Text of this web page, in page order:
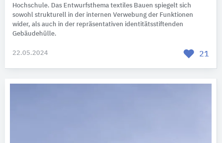
Hochschule. Das Entwurfsthema textiles Bauen spiegelt sich
sowohl strukturell in der internen Verwebung der Funktionen
wider, als auch in der repräsentativen identitätsstiftenden
Gebäudehülle.
22.05.2024 21